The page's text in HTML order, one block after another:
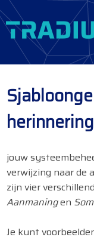
jouw
verwijzing naar de
zijn vier
Aanmaningen
Je kunt